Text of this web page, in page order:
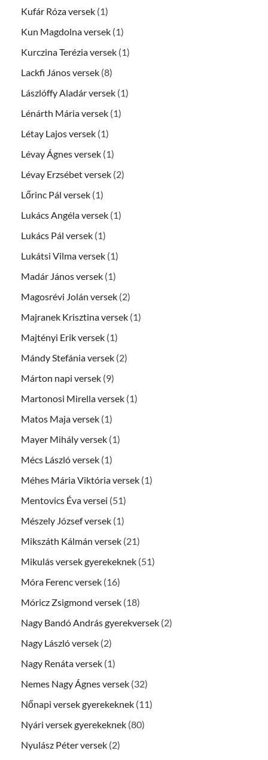
Kufár Róza versek (1)
Kun Magdolna versek (1)
Kurczina Terézia versek (1)
Lackfi János versek (8)
Lászlóffy Aladár versek (1)
Lénárth Mária versek (1)
Létay Lajos versek (1)
Lévay Ágnes versek (1)
Lévay Erzsébet versek (2)
Lőrinc Pál versek (1)
Lukács Angéla versek (1)
Lukács Pál versek (1)
Lukátsi Vilma versek (1)
Madár János versek (1)
Magosrévi Jolán versek (2)
Majranek Krisztina versek (1)
Majtényi Erik versek (1)
Mándy Stefánia versek (2)
Márton napi versek (9)
Martonosi Mirella versek (1)
Matos Maja versek (1)
Mayer Mihály versek (1)
Mécs László versek (1)
Méhes Mária Viktória versek (1)
Mentovics Éva versei (51)
Mészely József versek (1)
Mikszáth Kálmán versek (21)
Mikulás versek gyerekeknek (51)
Móra Ferenc versek (16)
Móricz Zsigmond versek (18)
Nagy Bandó András gyerekversek (2)
Nagy László versek (2)
Nagy Renáta versek (1)
Nemes Nagy Ágnes versek (32)
Nőnapi versek gyerekeknek (11)
Nyári versek gyerekeknek (80)
Nyulász Péter versek (2)